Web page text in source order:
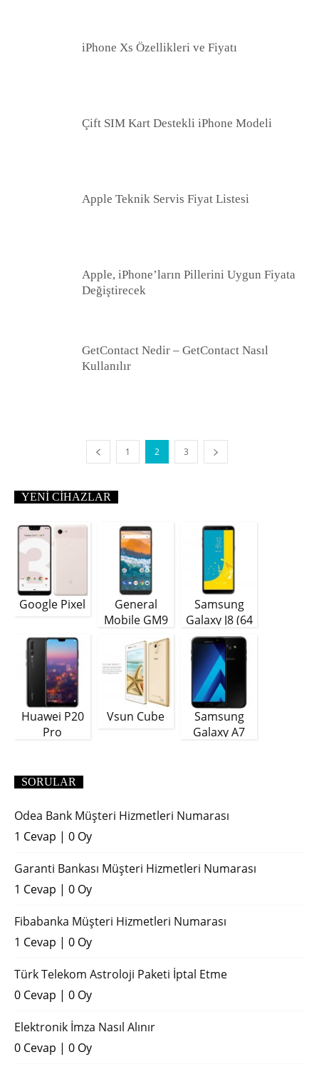
iPhone Xs Özellikleri ve Fiyatı
Çift SIM Kart Destekli iPhone Modeli
Apple Teknik Servis Fiyat Listesi
Apple, iPhone’ların Pillerini Uygun Fiyata
Değiştirecek
GetContact Nedir – GetContact Nasıl
Kullanılır
1 2 3
YENI CIHAZLAR
Google Pixel
General
Mobile GM9
Samsung
Galaxy J8 (64
GB)
Huawei P20
Pro
Vsun Cube
Samsung
Galaxy A7
SORULAR
Odea Bank Müşteri Hizmetleri Numarası
1 Cevap | 0 Oy
Garanti Bankası Müşteri Hizmetleri Numarası
1 Cevap | 0 Oy
Fibabanka Müşteri Hizmetleri Numarası
1 Cevap | 0 Oy
Türk Telekom Astroloji Paketi İptal Etme
0 Cevap | 0 Oy
Elektronik İmza Nasıl Alınır
0 Cevap | 0 Oy